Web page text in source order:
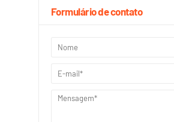
Formulário de contato